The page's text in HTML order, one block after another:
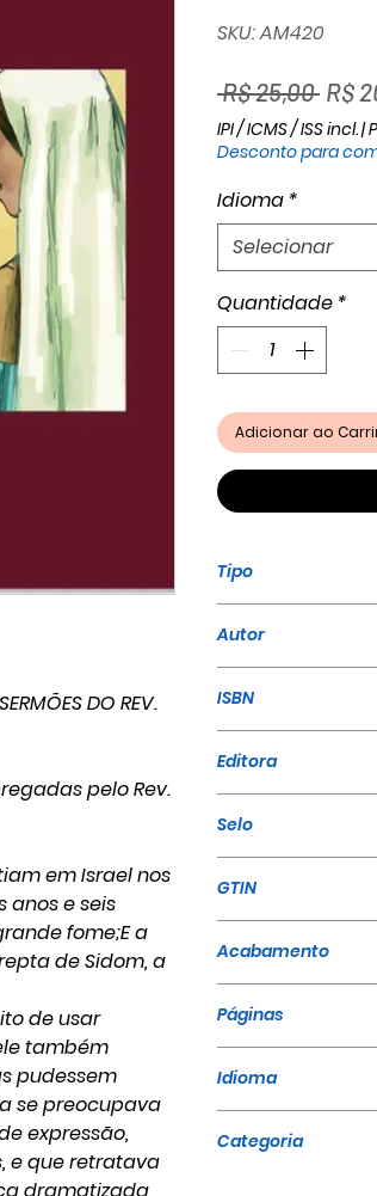
DO REV.
pelo Rev.
em Israel nos
anos e seis
fome;E a
de Sidom, a
de usar
também
pudessem
se preocupava
expressão,
e que retratava
SKU: AM420
R$ 25,00 R$
IPI / ICMS / ISS incl.|
Desconto para
Idioma *
Selecionar
Quantidade *
Adicionar ao
Tipo
Autor
ISBN
Editora
Selo
GTIN
Acabamento
Páginas
Idioma
Categoria